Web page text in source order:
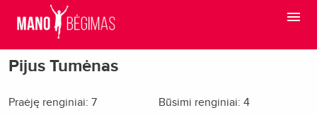
Pijus Tumėnas
Praėję renginiai: 7 Būsimi renginiai: 4